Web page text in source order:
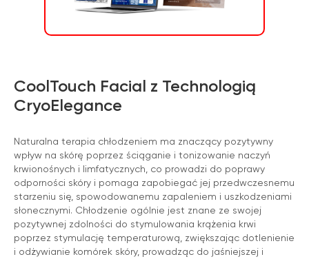
CoolTouch Facial z Technologią
CryoElegance
Naturalna terapia chłodzeniem ma znaczący pozytywny
wpływ na skórę poprzez ściąganie i tonizowanie naczyń
krwionośnych i limfatycznych, co prowadzi do poprawy
odporności skóry i pomaga zapobiegać jej przedwczesnemu
starzeniu się, spowodowanemu zapaleniem i uszkodzeniami
słonecznymi. Chłodzenie ogólnie jest znane ze swojej
pozytywnej zdolności do stymulowania krążenia krwi
poprzez stymulację temperaturową, zwiększając dotlenienie
i odżywianie komórek skóry, prowadząc do jaśniejszej i
OPINIE